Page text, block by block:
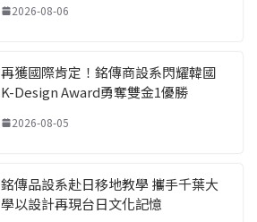
2026-08-06
再獲國際肯定！銘傳商設系閃耀韓國
K-Design Award勇奪雙金1優勝
2026-08-05
銘傳品設系赴日移地教學 攜手千葉大
學以設計再現台日文化記憶